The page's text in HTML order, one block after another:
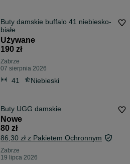
Buty damskie buffalo 41 niebiesko-
białe
Używane
190 zł
Zabrze
07 sierpnia 2026
41 Niebieski
Buty UGG damskie
Nowe
80 zł
86,30 zł z Pakietem Ochronnym
Zabrze
19 lipca 2026